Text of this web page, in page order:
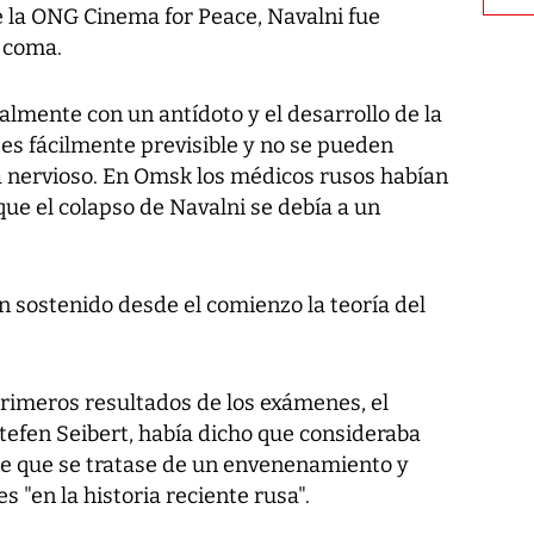
ONG Cinema for Peace, Navalni fue
con un antídoto y el desarrollo de la
fácilmente previsible y no se pueden
En Omsk los médicos rusos habían
el colapso de Navalni se debía a un
sostenido desde el comienzo la teoría del
resultados de los exámenes, el
Seibert, había dicho que consideraba
que se tratase de un envenenamiento y
"en la historia reciente rusa".